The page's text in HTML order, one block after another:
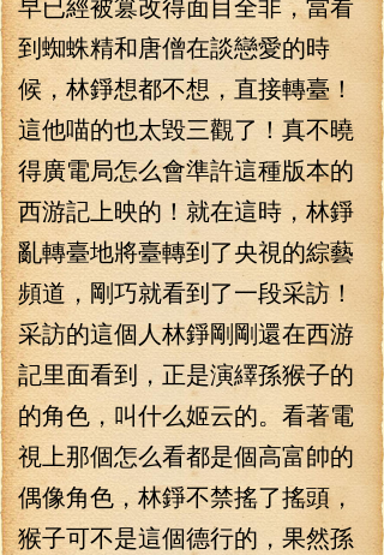
到蜘蛛精和唐僧在談戀愛的時
候，林錚想都不想，直接轉臺！
這他喵的也太毀三觀了！真不曉
得廣電局怎么會準許這種版本的
西游記上映的！就在這時，林錚
亂轉臺地將臺轉到了央視的綜藝
頻道，剛巧就看到了一段采訪！
采訪的這個人林錚剛剛還在西游
記里面看到，正是演繹孫猴子的
的角色，叫什么姬云的。看著電
視上那個怎么看都是個高富帥的
偶像角色，林錚不禁搖了搖頭，
猴子可不是這個德行的，果然孫